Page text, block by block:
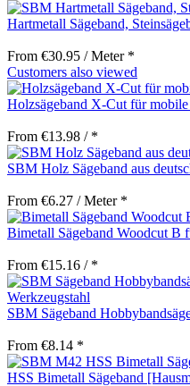
Hartmetall Sägeband,
From €30.95 / Meter *
Customers also viewed
Holzsägeband X-Cut für
From €13.98 / *
SBM Holz Sägeband aus
From €6.27 / Meter *
Bimetall Sägeband Woodcut B
From €15.16 / *
SBM Sägeband
From €8.14 *
HSS Bimetall Sägeband